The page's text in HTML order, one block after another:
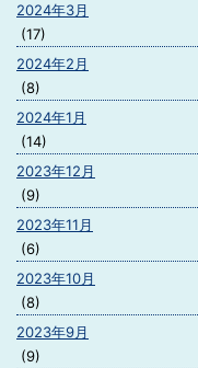
2024年3月
(17)
2024年2月
(8)
2024年1月
(14)
2023年12月
(9)
2023年11月
(6)
2023年10月
(8)
2023年9月
(9)